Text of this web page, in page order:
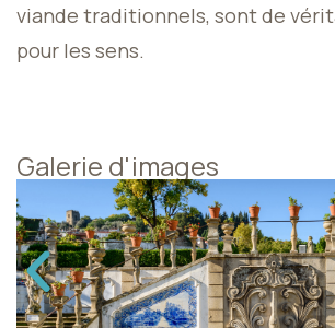
viande traditionnels, sont de
pour les sens.
Galerie d'images